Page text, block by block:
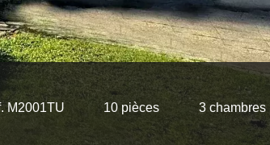
M2001TU 10 pièces 3 chambres